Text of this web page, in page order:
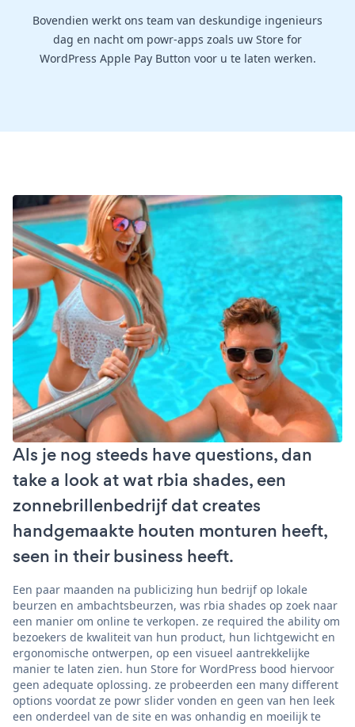
Bovendien werkt ons team van deskundige ingenieurs
dag en nacht om powr-apps zoals uw Store for
WordPress Apple Pay Button voor u te laten werken.
Als je nog steeds have questions, dan
take a look at wat rbia shades, een
zonnebrillenbedrijf dat creates
handgemaakte houten monturen heeft,
seen in their business heeft.
Een paar maanden na publicizing hun bedrijf op lokale
beurzen en ambachtsbeurzen, was rbia shades op zoek naar
een manier om online te verkopen. ze required the ability om
bezoekers de kwaliteit van hun product, hun lichtgewicht en
ergonomische ontwerpen, op een visueel aantrekkelijke
manier te laten zien. hun Store for WordPress bood hiervoor
geen adequate oplossing. ze probeerden een many different
options voordat ze powr slider vonden en geen van hen leek
een onderdeel van de site en was onhandig en moeilijk te